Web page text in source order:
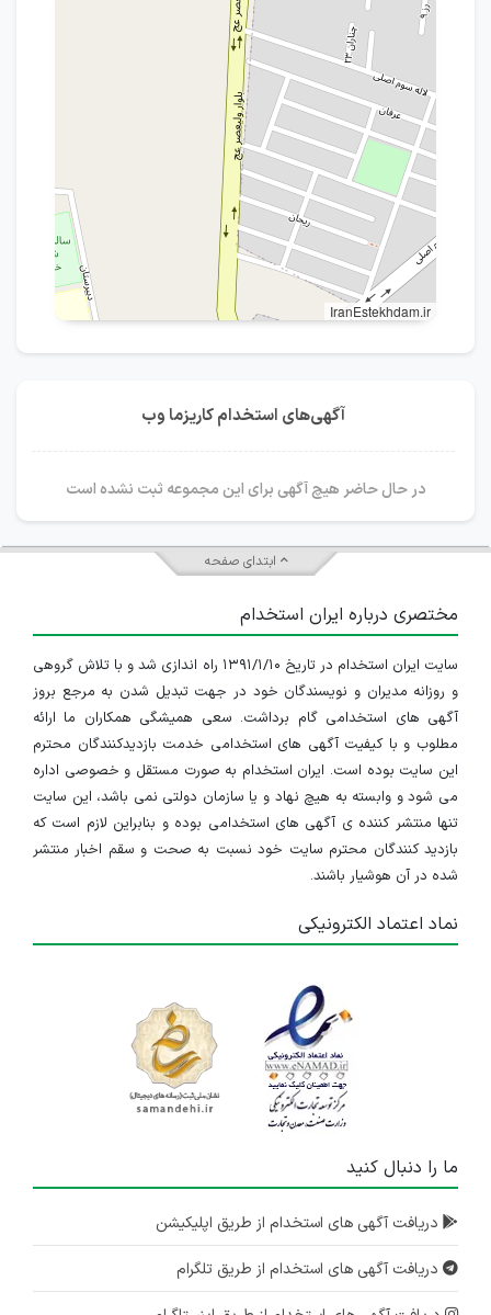
IranEstekhdam.ir
آگهی‌های استخدام کاریزما وب
در حال حاضر هیچ آگهی برای این مجموعه ثبت نشده است
ابتدای صفحه
مختصری درباره ایران استخدام
سایت ایران استخدام در تاریخ ۱۳۹۱/۱/۱۰ راه اندازی شد و با تلاش گروهی
و روزانه مدیران و نویسندگان خود در جهت تبدیل شدن به مرجع بروز
آگهی های استخدامی گام برداشت. سعی همیشگی همکاران ما ارائه
مطلوب و با کیفیت آگهی های استخدامی خدمت بازدیدکنندگان محترم
این سایت بوده است. ایران استخدام به صورت مستقل و خصوصی اداره
می شود و وابسته به هیچ نهاد و یا سازمان دولتی نمی باشد، این سایت
تنها منتشر کننده ی آگهی های استخدامی بوده و بنابراین لازم است که
بازدید کنندگان محترم سایت خود نسبت به صحت و سقم اخبار منتشر
شده در آن هوشیار باشند.
نماد اعتماد الکترونیکی
ما را دنبال کنید
دریافت آگهی های استخدام از طریق اپلیکیشن
دریافت آگهی های استخدام از طریق تلگرام